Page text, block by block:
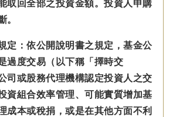
取回全部之投資金額。投資人申購
。
定：依公開說明書之規定，基金公
過度交易（以下稱「擇時交
司或股務代理機構認定投資人之交
資組合效率管理、可能實質增加基
成本或稅捐，或是在其他方面不利